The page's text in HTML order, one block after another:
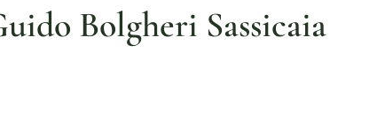
Bolgheri Sassicaia